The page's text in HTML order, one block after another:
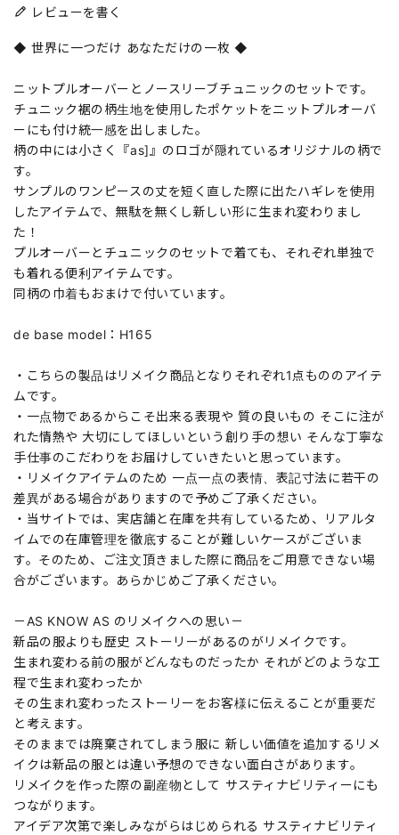
レビューを書く
◆ 世界に一つだけ あなただけの一枚 ◆
ニットプルオーバーとノースリーブチュニックのセットです。
チュニック裾の柄生地を使用したポケットをニットプルオーバ
ーにも付け統一感を出しました。
柄の中には小さく『as]』のロゴが隠れているオリジナルの柄で
す。
サンプルのワンピースの丈を短く直した際に出たハギレを使用
したアイテムで、無駄を無くし新しい形に生まれ変わりまし
た！
プルオーバーとチュニックのセットで着ても、それぞれ単独で
も着れる便利アイテムです。
同柄の巾着もおまけで付いています。
de base model：H165
・こちらの製品はリメイク商品となりそれぞれ1点もののアイテ
ムです。
・一点物であるからこそ出来る表現や 質の良いもの そこに注が
れた情熱や 大切にしてほしいという創り手の想い そんな丁寧な
手仕事のこだわりをお届けしていきたいと思っています。
・リメイクアイテムのため 一点一点の表情、表記寸法に若干の
差異がある場合がありますので予めご了承ください。
・当サイトでは、実店舗と在庫を共有しているため、リアルタ
イムでの在庫管理を徹底することが難しいケースがございま
す。そのため、ご注文頂きました際に商品をご用意できない場
合がございます。あらかじめご了承ください。
－AS KNOW AS のリメイクへの思い－
新品の服よりも歴史 ストーリーがあるのがリメイクです。
生まれ変わる前の服がどんなものだったか それがどのような工
程で生まれ変わったか
その生まれ変わったストーリーをお客様に伝えることが重要だ
と考えます。
そのままでは廃棄されてしまう服に 新しい価値を追加するリメ
イクは新品の服とは違い予想のできない面白さがあります。
リメイクを作った際の副産物として サスティナビリティーにも
つながります。
アイデア次第で楽しみながらはじめられる サスティナビリティ